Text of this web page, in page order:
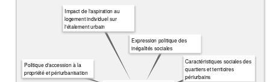
Caractéristiques sociales des
quartiers et territoires
périurbains
Expression politique des
inégalités sociales
Impact de l'aspiration au
logement individuel sur
l'étalement urbain
Politique d'accession à la
propriété et périurbanisation